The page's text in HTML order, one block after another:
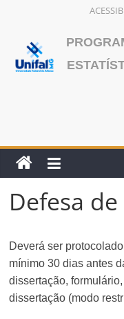
Defesa
Deverá ser
mínimo 30 dias antes
dissertação,
dissertação (modo